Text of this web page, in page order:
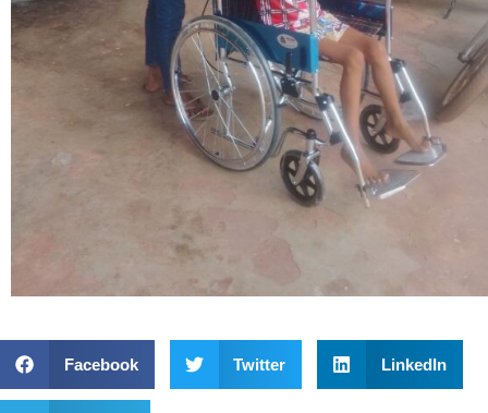
Facebook Twitter LinkedIn